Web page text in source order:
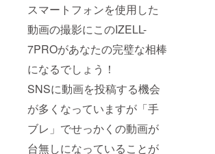
スマートフォンを使用した
動画の撮影にこのIZELL-
7PROがあなたの完璧な相棒
になるでしょう！
SNSに動画を投稿する機会
が多くなっていますが「手
ブレ」でせっかくの動画が
台無しになっていることが